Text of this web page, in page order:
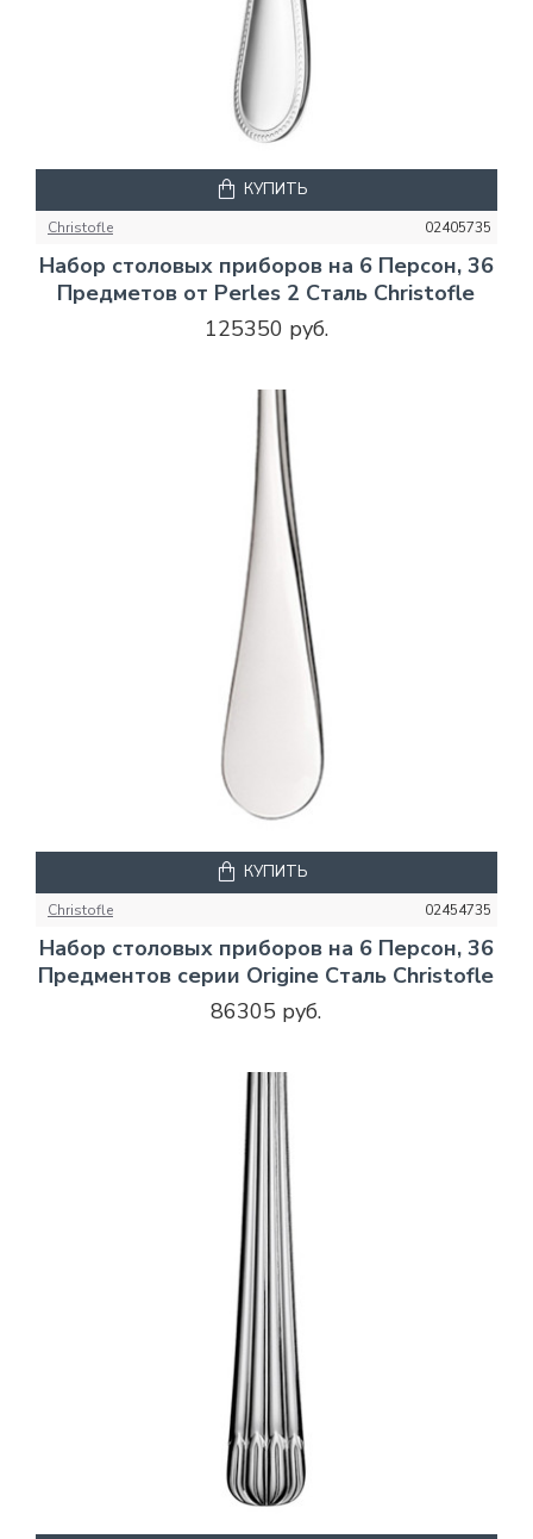
Christofle 02405735
Набор столовых приборов на 6 Персон, 36
Предметов от Perles 2 Сталь Christofle
125350 руб.
КУПИТЬ
Christofle 02454735
Набор столовых приборов на 6 Персон, 36
Предментов серии Origine Сталь Christofle
86305 руб.
КУПИТЬ